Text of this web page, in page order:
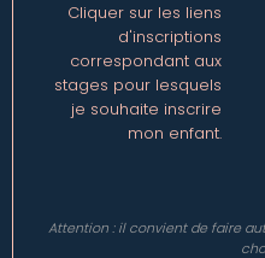
Cliquer sur les liens
d'inscriptions
correspondant aux
stages pour lesquels
je souhaite inscrire
mon enfant.
Attention : il convient de faire